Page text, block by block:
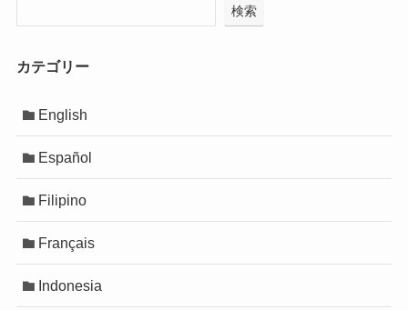
検索
カテゴリー
English
Español
Filipino
Français
Indonesia